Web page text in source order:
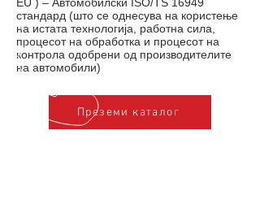
стандард (што се однесува на користење
на истата технологија, работна сила,
процесот на обработка и процесот на
контрола одобрени од производителите
на автомобили)
Преземи каталог